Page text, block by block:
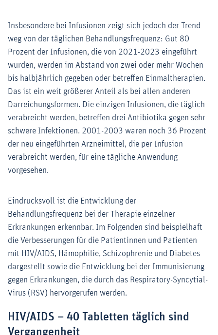
Insbesondere bei Infusionen zeigt sich jedoch der Trend
weg von der täglichen Behandlungsfrequenz: Gut 80
Prozent der Infusionen, die von 2021-2023 eingeführt
wurden, werden im Abstand von zwei oder mehr Wochen
bis halbjährlich gegeben oder betreffen Einmaltherapien.
Das ist ein weit größerer Anteil als bei allen anderen
Darreichungsformen. Die einzigen Infusionen, die täglich
verabreicht werden, betreffen drei Antibiotika gegen sehr
schwere Infektionen. 2001-2003 waren noch 36 Prozent
der neu eingeführten Arzneimittel, die per Infusion
verabreicht werden, für eine tägliche Anwendung
vorgesehen.
Eindrucksvoll ist die Entwicklung der
Behandlungsfrequenz bei der Therapie einzelner
Erkrankungen erkennbar. Im Folgenden sind beispielhaft
die Verbesserungen für die Patientinnen und Patienten
mit HIV/AIDS, Hämophilie, Schizophrenie und Diabetes
dargestellt sowie die Entwicklung bei der Immunisierung
gegen Erkrankungen, die durch das Respiratory-Syncytial-
Virus (RSV) hervorgerufen werden.
HIV/AIDS – 40 Tabletten täglich sind
Vergangenheit